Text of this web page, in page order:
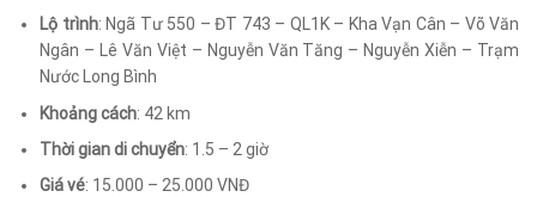
Lộ trình: Ngã Tư 550 – ĐT 743 – QL1K – Kha Vạn Cân – Võ Văn
Ngân – Lê Văn Việt – Nguyễn Văn Tăng – Nguyễn Xiễn – Trạm
Nước Long Bình
Khoảng cách: 42 km
Thời gian di chuyển: 1.5 – 2 giờ
Giá vé: 15.000 – 25.000 VNĐ